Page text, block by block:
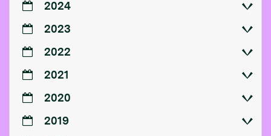
2024
2023
2022
2021
2020
2019